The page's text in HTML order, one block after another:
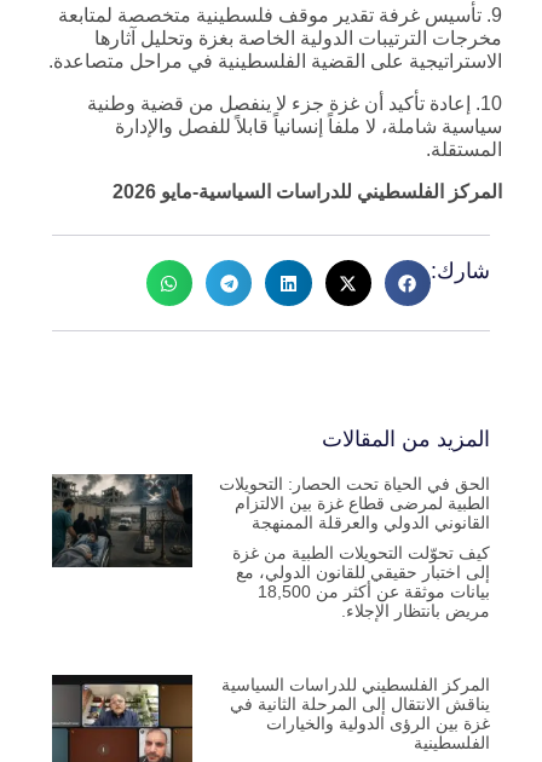
9. تأسيس غرفة تقدير موقف فلسطينية متخصصة لمتابعة
مخرجات الترتيبات الدولية الخاصة بغزة وتحليل آثارها
الاستراتيجية على القضية الفلسطينية في مراحل متصاعدة.
10. إعادة تأكيد أن غزة جزء لا ينفصل من قضية وطنية
سياسية شاملة، لا ملفاً إنسانياً قابلاً للفصل والإدارة
المستقلة.
المركز الفلسطيني للدراسات السياسية-مايو 2026
شارك:
المزيد من المقالات
الحق في الحياة تحت الحصار: التحويلات
الطبية لمرضى قطاع غزة بين الالتزام
القانوني الدولي والعرقلة الممنهجة
كيف تحوّلت التحويلات الطبية من غزة
إلى اختبار حقيقي للقانون الدولي، مع
بيانات موثقة عن أكثر من 18,500
مريض بانتظار الإجلاء.
المركز الفلسطيني للدراسات السياسية
يناقش الانتقال إلى المرحلة الثانية في
غزة بين الرؤى الدولية والخيارات
الفلسطينية